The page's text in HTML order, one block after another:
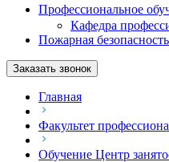
Профессиональное
Кафедра
Пожарная безопасность
Заказать звонок
Главная
Факультет
Обучение Центр